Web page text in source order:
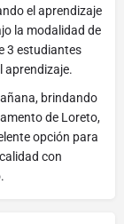
el aprendizaje
la modalidad de
3 estudiantes
aprendizaje.
brindando
de Loreto,
opción para
con